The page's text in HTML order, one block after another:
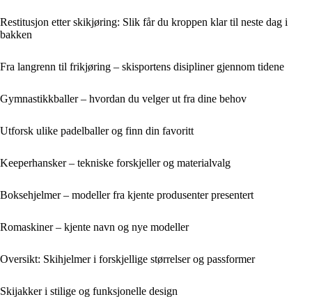
Restitusjon etter skikjøring: Slik får du kroppen klar til neste dag i
bakken
Fra langrenn til frikjøring – skisportens disipliner gjennom tidene
Gymnastikkballer – hvordan du velger ut fra dine behov
Utforsk ulike padelballer og finn din favoritt
Keeperhansker – tekniske forskjeller og materialvalg
Boksehjelmer – modeller fra kjente produsenter presentert
Romaskiner – kjente navn og nye modeller
Oversikt: Skihjelmer i forskjellige størrelser og passformer
Skijakker i stilige og funksjonelle design